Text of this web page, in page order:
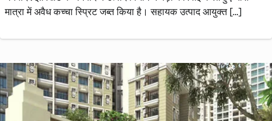
मात्रा में अवैध कच्चा स्प्रिट जब्त किया है। सहायक उत्पाद आयुक्त […]